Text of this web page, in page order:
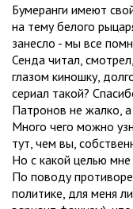
Бумеранги имеют
на тему белого
занесло - мы все
Сенда читал,
глазом киношку,
сериал такой?
Патронов не жалко, а
Много чего можно
тут, чем вы,
Но с какой целью мне
По поводу
политике, для меня